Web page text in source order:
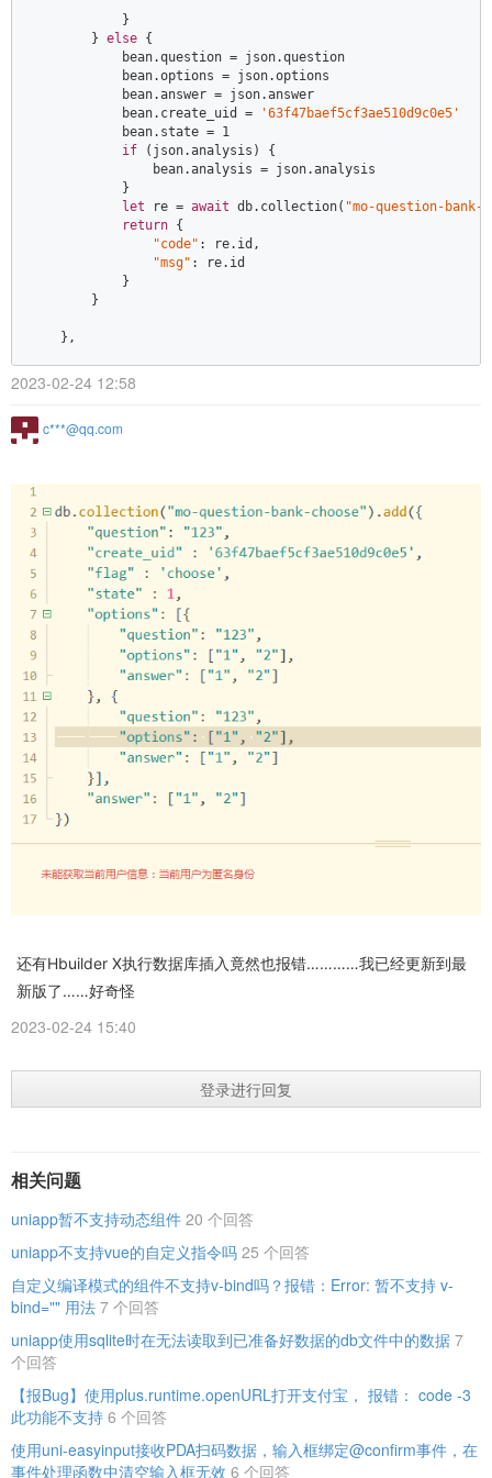
            }
        }
else {
            bean.question = json.question
            bean.options = json.options
            bean.answer = json.answer
            bean.create_uid =
'63f47baef5cf3ae510d9c0e5'
            bean.state =
1
if (json.analysis) {
                bean.analysis = json.analysis
            }
let re = await db.collection( "mo-question-bank-
return {
"code" : re.id,
"msg" : re.id
            }
        }
    },
2023-02-24 12:58
c***@qq.com
还有Hbuilder X执行数据库插入竟然也报错…………我已经更新到最
新版了……好奇怪
2023-02-24 15:40
登录进行回复
相关问题
uniapp暂不支持动态组件 20 个回答
uniapp不支持vue的自定义指令吗 25 个回答
自定义编译模式的组件不支持v-bind吗？报错：Error: 暂不支持 v-
bind="" 用法 7 个回答
uniapp使用sqlite时在无法读取到已准备好数据的db文件中的数据 7
个回答
【报Bug】使用plus.runtime.openURL打开支付宝， 报错： code -3
此功能不支持 6 个回答
使用uni-easyinput接收PDA扫码数据，输入框绑定@confirm事件，在
事件处理函数中清空输入框无效 6 个回答